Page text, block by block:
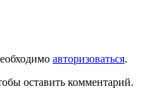
авторизоваться.
оставить комментарий.